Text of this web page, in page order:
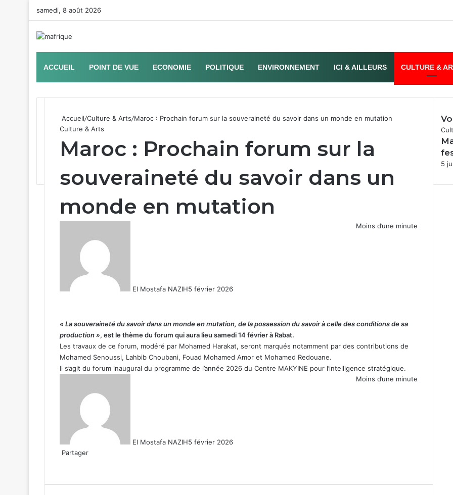
samedi, 8 août 2026
ACCUEIL POINT DE VUE ECONOMIE POLITIQUE ENVIRONNEMENT ICI & AILLEURS CULTURE &
Accueil/Culture & Arts/Maroc : Prochain forum sur la souveraineté du savoir dans un monde en mutation
Culture & Arts
Maroc : Prochain forum sur la
souveraineté du savoir dans un
monde en mutation
El Mostafa NAZIH5 février 2026
Moins d’une minute
« La souveraineté du savoir dans un monde en mutation, de la possession du savoir à celle des conditions de sa
production », est le thème du forum qui aura lieu samedi 14 février à Rabat.
Les travaux de ce forum, modéré par Mohamed Harakat, seront marqués notamment par des contributions de
Mohamed Senoussi, Lahbib Choubani, Fouad Mohamed Amor et Mohamed Redouane.
Il s’agit du forum inaugural du programme de l’année 2026 du Centre MAKYINE pour l’intelligence stratégique.
El Mostafa NAZIH5 février 2026
Moins d’une minute
Partager
email
5